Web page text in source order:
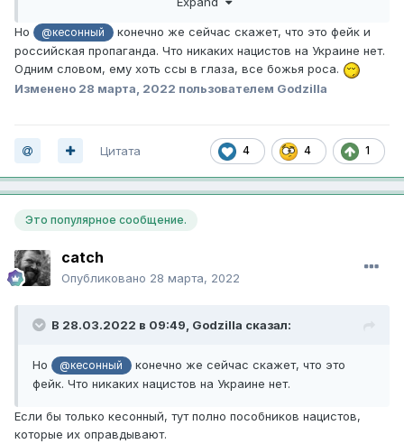
https://ria.ru/20220328/rassledovanie-1780438758.html
Но @кесонный
конечно же сейчас скажет, что это фейк и
российская пропаганда. Что никаких нацистов на Украине нет.
Одним словом, ему хоть ссы в глаза, все божья роса.
Изменено 28 марта, 2022 пользователем Godzilla
4 4 1
Цитата
Это популярное сообщение.
catch
Опубликовано 28 марта, 2022
В 28.03.2022 в 09:49, Godzilla сказал:
Но @кесонный
конечно же сейчас скажет, что это
фейк. Что никаких нацистов на Украине нет.
Если бы только кесонный, тут полно пособников нацистов,
которые их оправдывают.